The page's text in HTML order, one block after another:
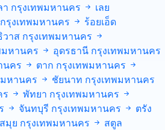
า กรุงเทพมหานคร
เลย
กรุงเทพมหานคร
ร้อยเอ็ด
วาส กรุงเทพมหานคร
มหานคร อุดรธานี กรุงเทพมหานคร
นคร ตาก กรุงเทพมหานคร
หานคร ชัยนาท กรุงเทพมหานคร
พัทยา กรุงเทพมหานคร
จันทบุรี กรุงเทพมหานคร
ตรัง
มุย กรุงเทพมหานคร
สตูล